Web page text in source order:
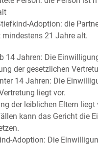
Adoption: die
mindestens 21 Jahre alt.
14 Jahren: Die
der gesetzlichen
14 Jahren: Die
liegt vor.
der leiblichen Eltern liegt
kann das Gericht die
Adoption: Die